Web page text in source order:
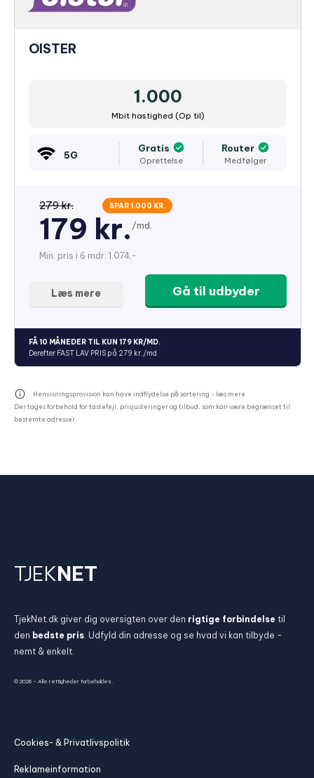
OISTER
1.000
Mbit hastighed (Op til)
5G
Gratis
Oprettelse
Router
Medfølger
279 kr. SPAR 1.000 KR.
179 kr. /md.
Min. pris i 6 mdr: 1.074,-
Gå til udbyder
Læs mere
FÅ 10 MÅNEDER TIL KUN 179 KR/MD.
Derefter FAST LAV PRIS på 279 kr./md.
Henvisningsprovision kan have indflydelse på sortering - læs mere
Der tages forbehold for tastefejl, prisjusteringer og tilbud, som kan være begrænset til
bestemte adresser.
TJEKNET
TjekNet.dk giver dig oversigten over den rigtige forbindelse til
den bedste pris. Udfyld din adresse og se hvad vi kan tilbyde -
nemt & enkelt.
© 2026 - Alle rettigheder forbeholdes.
Cookies- & Privatlivspolitik
Reklameinformation